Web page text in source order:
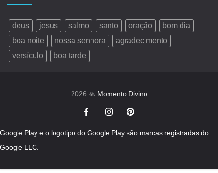
deus jesus salmo santo oração
bom dia
boa noite
nossa senhora
agradecimento
versículo
boa tarde
2026 🙏 Momento Divino
Google Play e o logotipo do Google Play são marcas registradas do
Google LLC.